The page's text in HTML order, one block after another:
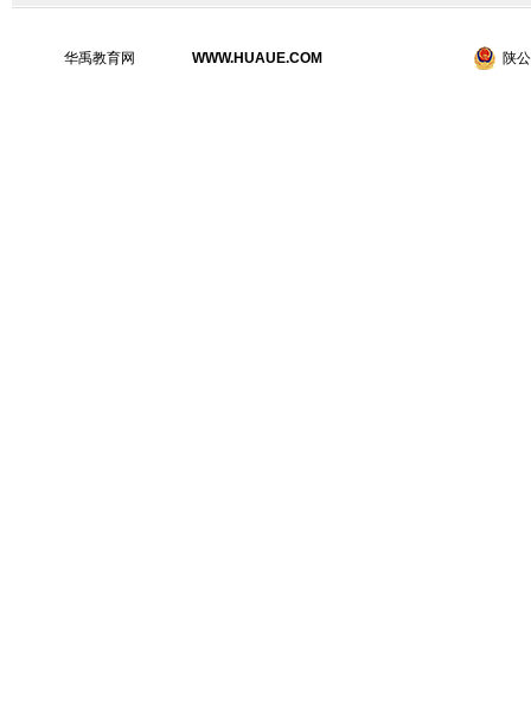
华禹教育网 WWW.HUAUE.COM 陕